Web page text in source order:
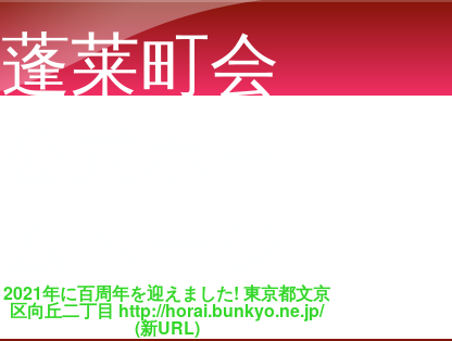
蓬莱町会
2021年に百周年を迎えました! 東京都文京
区向丘二丁目 http://horai.bunkyo.ne.jp/
(新URL)